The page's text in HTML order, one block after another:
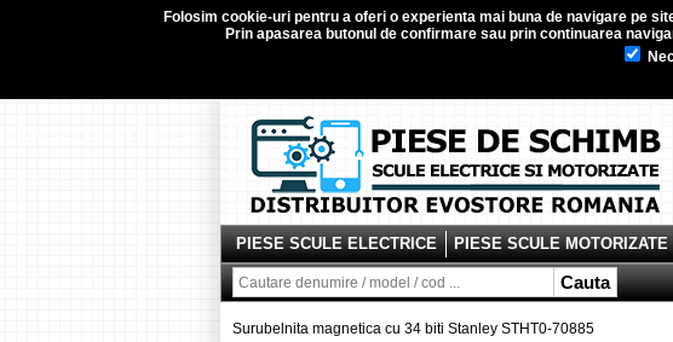
Folosim cookie-uripentru a oferi o experienta mai buna de navigare pe
Prin apasarea butonul de confirmare sau prin continuarea
Cauta
PIESE SCULE ELECTRICE PIESE SCULE MOTORIZATE
Surubelnita magnetica cu 34 biti Stanley STHT0-70885